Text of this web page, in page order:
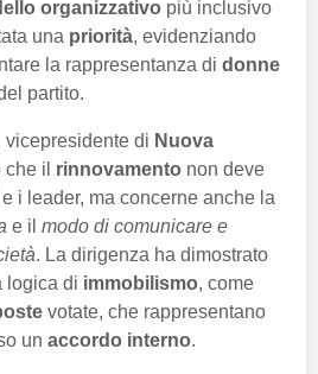
organizzativo più inclusivo
una priorità, evidenziando
la rappresentanza di donne
partito.
vicepresidente di Nuova
il rinnovamento non deve
i leader, ma concerne anche la
e il modo di comunicare e
. La dirigenza ha dimostrato
logica di immobilismo, come
votate, che rappresentano
un accordo interno.